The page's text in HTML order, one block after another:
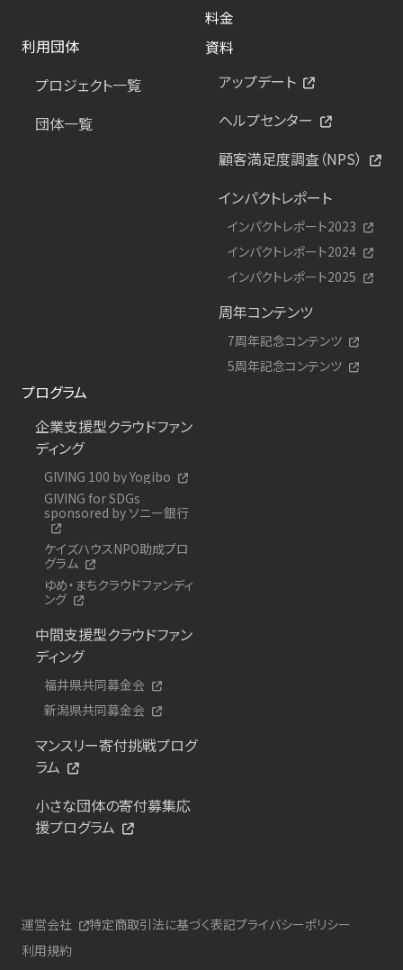
料金
利用団体
プロジェクト一覧
団体一覧
資料
アップデート
ヘルプセンター
顧客満足度調査（NPS）
インパクトレポート
インパクトレポート2023
インパクトレポート2024
インパクトレポート2025
周年コンテンツ
7周年記念コンテンツ
5周年記念コンテンツ
プログラム
企業支援型クラウドファン
ディング
GIVING 100 by Yogibo
GIVING for SDGs
sponsored by ソニー銀行
ケイズハウスNPO助成プロ
グラム
ゆめ・まちクラウドファンディ
ング
中間支援型クラウドファン
ディング
福井県共同募金会
新潟県共同募金会
マンスリー寄付挑戦プログ
ラム
小さな団体の寄付募集応
援プログラム
運営会社 特定商取引法に基づく表記プライバシーポリシー
利用規約